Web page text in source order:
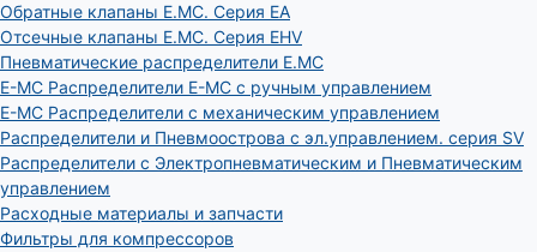
Обратные клапаны E.MC. Серия EA
Отсечные клапаны E.MC. Серия EHV
Пневматические распределители E.MC
E-MC Распределители E-MC с ручным управлением
E-MC Распределители с механическим управлением
Распределители и Пневмоострова с эл.управлением. серия SV
Распределители с Электропневматическим и Пневматическим
управлением
Расходные материалы и запчасти
Фильтры для компрессоров